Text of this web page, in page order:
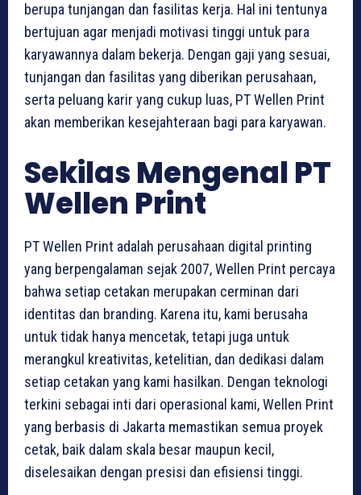
berupa tunjangan dan fasilitas kerja. Hal ini tentunya
bertujuan agar menjadi motivasi tinggi untuk para
karyawannya dalam bekerja. Dengan gaji yang sesuai,
tunjangan dan fasilitas yang diberikan perusahaan,
serta peluang karir yang cukup luas, PT Wellen Print
akan memberikan kesejahteraan bagi para karyawan.
Sekilas Mengenal PT
Wellen Print
PT Wellen Print adalah perusahaan digital printing
yang berpengalaman sejak 2007, Wellen Print percaya
bahwa setiap cetakan merupakan cerminan dari
identitas dan branding. Karena itu, kami berusaha
untuk tidak hanya mencetak, tetapi juga untuk
merangkul kreativitas, ketelitian, dan dedikasi dalam
setiap cetakan yang kami hasilkan. Dengan teknologi
terkini sebagai inti dari operasional kami, Wellen Print
yang berbasis di Jakarta memastikan semua proyek
cetak, baik dalam skala besar maupun kecil,
diselesaikan dengan presisi dan efisiensi tinggi.